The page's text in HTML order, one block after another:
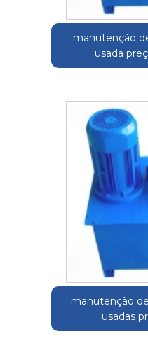
manutenção
usada
manutenção
usadas